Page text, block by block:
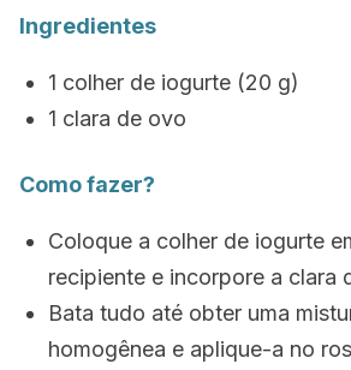
Ingredientes
1 colher de iogurte (20 g)
1 clara de ovo
Como fazer?
Coloque a colher de iogurte
recipiente e incorpore a clara
Bata tudo até obter uma
homogênea e aplique-a no